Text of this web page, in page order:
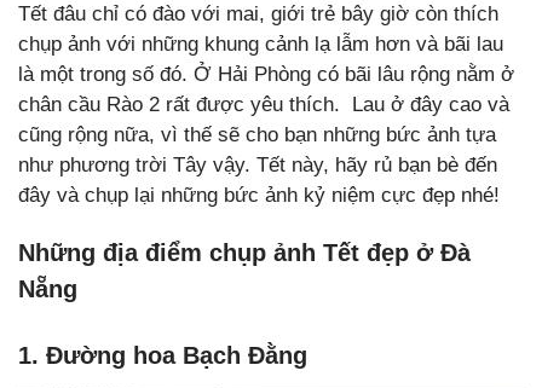
Tết đâu chỉ có đào với mai, giới trẻ bây giờ còn thích
chụp ảnh với những khung cảnh lạ lẫm hơn và bãi lau
là một trong số đó. Ở Hải Phòng có bãi lâu rộng nằm ở
chân cầu Rào 2 rất được yêu thích. Lau ở đây cao và
cũng rộng nữa, vì thế sẽ cho bạn những bức ảnh tựa
như phương trời Tây vậy. Tết này, hãy rủ bạn bè đến
đây và chụp lại những bức ảnh kỷ niệm cực đẹp nhé!
Những địa điểm chụp ảnh Tết đẹp ở Đà
Nẵng
1. Đường hoa Bạch Đằng